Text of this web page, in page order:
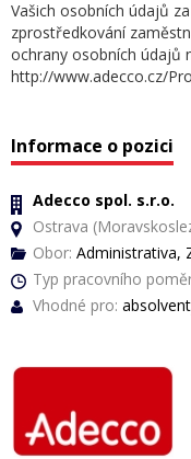
Vašich osobních údajů
zprostředkování
ochrany osobních údajů
http://www.adecco.cz/
Informace o pozici
Adecco spol. s.r.o.
Ostrava
Obor: Administrativa,
Typ pracovního
Vhodné pro: